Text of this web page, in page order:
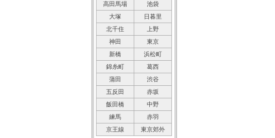
高田馬場
池袋
大塚
日暮里
北千住
上野
神田
東京
新橋
浜松町
錦糸町
葛西
蒲田
渋谷
五反田
赤坂
飯田橋
中野
練馬
赤羽
京王線
東京郊外